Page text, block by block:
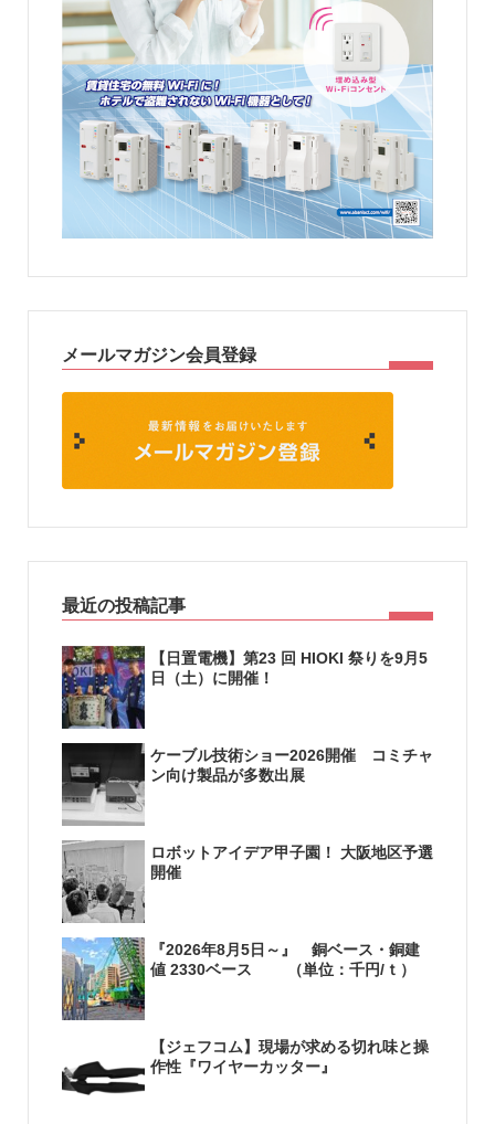
メールマガジン会員登録
最近の投稿記事
【日置電機】第23 回 HIOKI 祭りを9月5
日（土）に開催！
ケーブル技術ショー2026開催 コミチャ
ン向け製品が多数出展
ロボットアイデア甲子園！ 大阪地区予選
開催
『2026年8月5日～』 銅ベース・銅建
値 2330ベース （単位：千円/ｔ）
【ジェフコム】現場が求める切れ味と操
作性『ワイヤーカッター』